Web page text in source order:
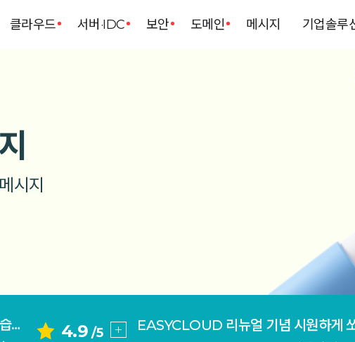
클라우드 서버·IDC 보안 도메인 메시지 기업솔루
시지
오래 사용해보니 아이티이지에서 제공하는 서비스들 모두 신뢰가 갑니다. 홍보때문에 기업메시지 필요한데 시작되면 쓸께요 ...
4.9 /5
세상 어디에도 없는
가격은 그대로, 혜택은 한 번 더!
신규가입